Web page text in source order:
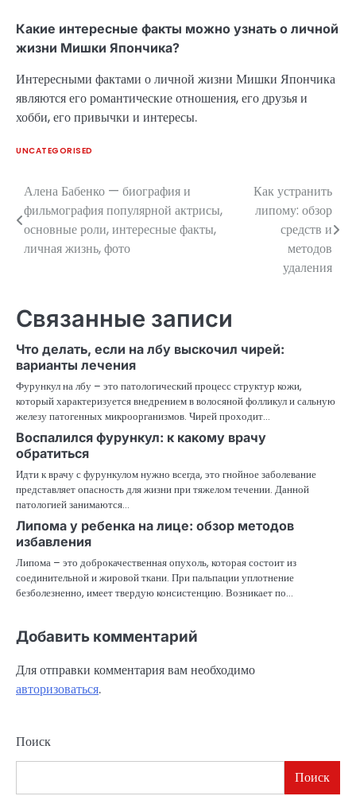
Какие интересные факты можно узнать о личной
жизни Мишки Япончика?
Интересными фактами о личной жизни Мишки Япончика
являются его романтические отношения, его друзья и
хобби, его привычки и интересы.
UNCATEGORISED
Навигация
по
записям
Алена Бабенко — биография и
фильмография популярной актрисы,
основные роли, интересные факты,
личная жизнь, фото
Как устранить
липому: обзор
средств и
методов
удаления
Связанные записи
Что делать, если на лбу выскочил чирей:
варианты лечения
Фурункул на лбу – это патологический процесс структур кожи,
который характеризуется внедрением в волосяной фолликул и сальную
железу патогенных микроорганизмов. Чирей проходит…
Воспалился фурункул: к какому врачу
обратиться
Идти к врачу с фурункулом нужно всегда, это гнойное заболевание
представляет опасность для жизни при тяжелом течении. Данной
патологией занимаются…
Липома у ребенка на лице: обзор методов
избавления
Липома – это доброкачественная опухоль, которая состоит из
соединительной и жировой ткани. При пальпации уплотнение
безболезненно, имеет твердую консистенцию. Возникает по…
Добавить комментарий
Для отправки комментария вам необходимо
авторизоваться.
Поиск
Поиск